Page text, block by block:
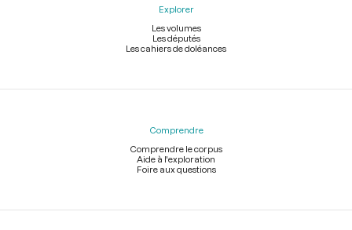
Explorer
Les volumes
Les députés
Les cahiers de doléances
Comprendre
Comprendre le corpus
Aide à l'exploration
Foire aux questions